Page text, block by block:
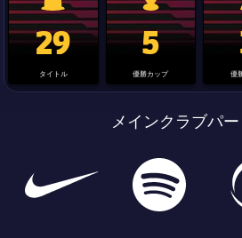
La Liga trophy
29
タイトル
Champions
5
優勝カップ 優
メインクラブパ